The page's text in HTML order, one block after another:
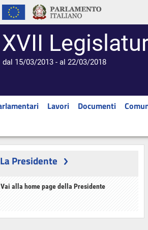
XVII
dal 15/03/2013 - al 22/03/2018
Lavori Documenti
La Presidente
Vai alla home page della Presidente